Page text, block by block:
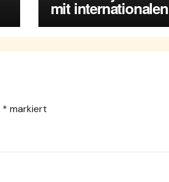
mit internationalen
Spitzenmusikern
* markiert